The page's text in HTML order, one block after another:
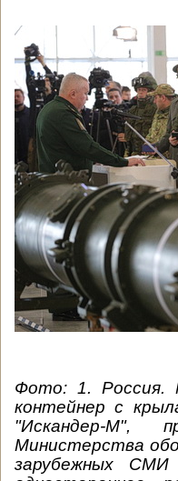
Фото: 1. Россия.
контейнер с
"Искандер-М",
Министерства
зарубежных